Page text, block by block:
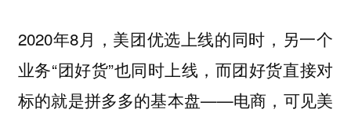
2020年8月，美团优选上线的同时，另一个
业务“团好货”也同时上线，而团好货直接对
标的就是拼多多的基本盘——电商，可见美